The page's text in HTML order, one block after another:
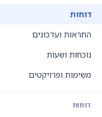
דוחות
התראות ועדכונים
נוכחות ושעות
משימות ופרויקטים
דוחות